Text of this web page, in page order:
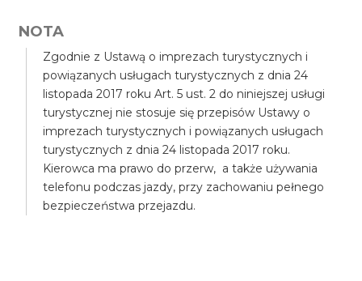
NOTA
Zgodnie z Ustawą o imprezach turystycznych i
powiązanych usługach turystycznych z dnia 24
listopada 2017 roku Art. 5 ust. 2 do niniejszej usługi
turystycznej nie stosuje się przepisów Ustawy o
imprezach turystycznych i powiązanych usługach
turystycznych z dnia 24 listopada 2017 roku.
Kierowca ma prawo do przerw, a także używania
telefonu podczas jazdy, przy zachowaniu pełnego
bezpieczeństwa przejazdu.